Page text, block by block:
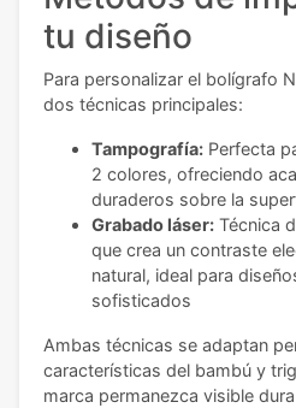
tu diseño
Para personalizar el bolígrafo
dos técnicas principales:
Tampografía: Perfecta
2 colores, ofreciendo
duraderos sobre la
Grabado láser: Técnica
que crea un contraste
natural, ideal para
sofisticados
Ambas técnicas se adaptan
características del bambú y
marca permanezca visible